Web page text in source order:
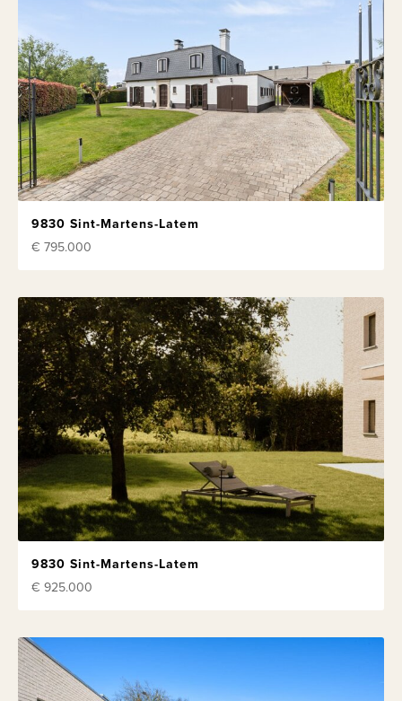
9830 Sint-Martens-Latem
€ 795.000
9830 Sint-Martens-Latem
€ 925.000